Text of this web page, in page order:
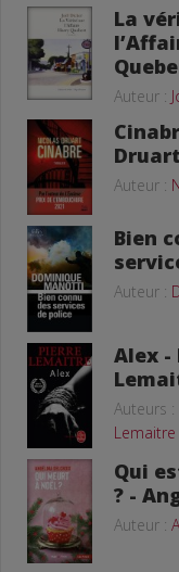
La
Auteur :
Druart
Auteur :
Bien
Auteur :
Alex -
Auteurs :
Lemaitre
Qui
? -
Auteur :